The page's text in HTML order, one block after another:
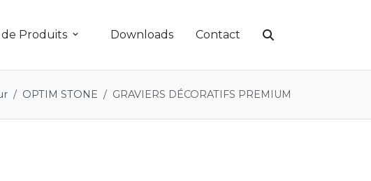
Produits Downloads Contact
OPTIM STONE GRAVIERS DÉCORATIFS PREMIUM